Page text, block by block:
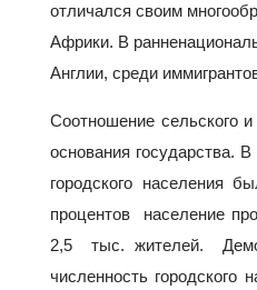
отличался своим
Африки. В
Англии, среди
Соотношение сельского
основания государства.
городского населения
процентов население
2,5 тыс. жителей.
численность